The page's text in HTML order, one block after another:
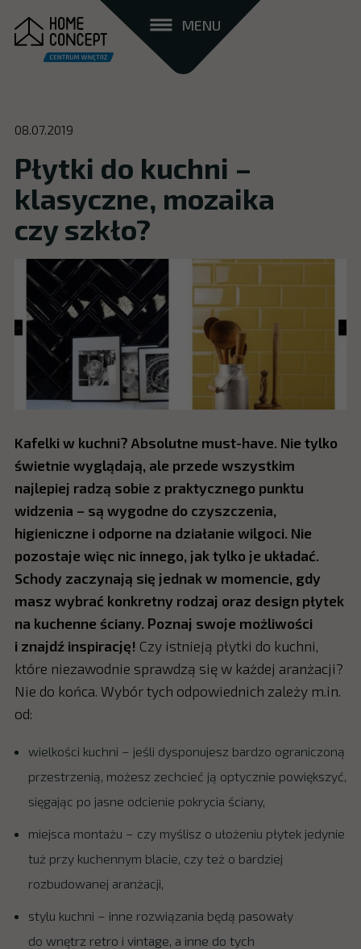
MENU
08.07.2019
Płytki do kuchni –
klasyczne, mozaika
czy szkło?
Kafelki w kuchni? Absolutne must-have. Nie tylko
świetnie wyglądają, ale przede wszystkim
najlepiej radzą sobie z praktycznego punktu
widzenia – są wygodne do czyszczenia,
higieniczne i odporne na działanie wilgoci. Nie
pozostaje więc nic innego, jak tylko je układać.
Schody zaczynają się jednak w momencie, gdy
masz wybrać konkretny rodzaj oraz design płytek
na kuchenne ściany. Poznaj swoje możliwości
i znajdź inspirację! Czy istnieją płytki do kuchni,
które niezawodnie sprawdzą się w każdej aranżacji?
Nie do końca. Wybór tych odpowiednich zależy m.in.
od:
wielkości kuchni – jeśli dysponujesz bardzo ograniczoną
przestrzenią, możesz zechcieć ją optycznie powiększyć,
sięgając po jasne odcienie pokrycia ściany,
miejsca montażu – czy myślisz o ułożeniu płytek jedynie
tuż przy kuchennym blacie, czy też o bardziej
rozbudowanej aranżacji,
stylu kuchni – inne rozwiązania będą pasowały
do wnętrz retro i vintage, a inne do tych